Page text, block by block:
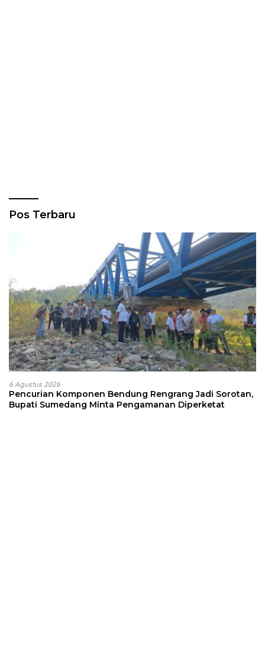
Pos Terbaru
6 Agustus 2026
Pencurian Komponen Bendung Rengrang Jadi Sorotan,
Bupati Sumedang Minta Pengamanan Diperketat